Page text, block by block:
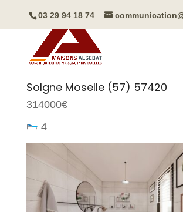
03 29 94 18 74
Solgne Moselle (57) 57420
314000€
4